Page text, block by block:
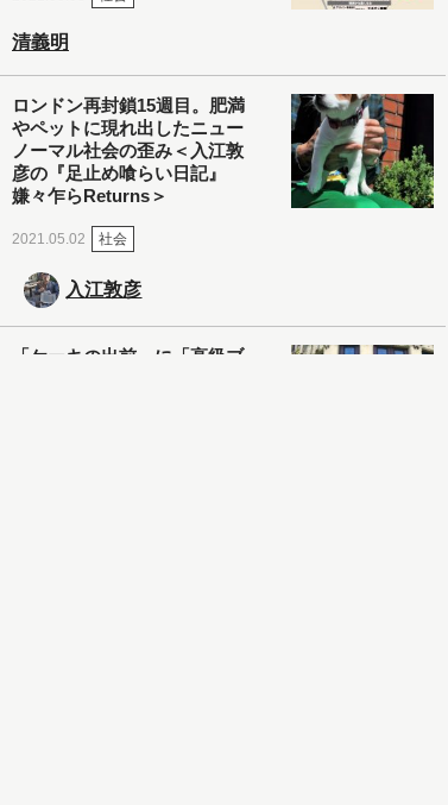
清義明
ロンドン再封鎖15週目。肥満
やペットに現れ出したニュー
ノーマル社会の歪み＜入江敦
彦の『足止め喰らい日記』
嫌々乍らReturns＞
2021.05.02 社会
入江敦彦
「ケーキの出前」に「高級ブ